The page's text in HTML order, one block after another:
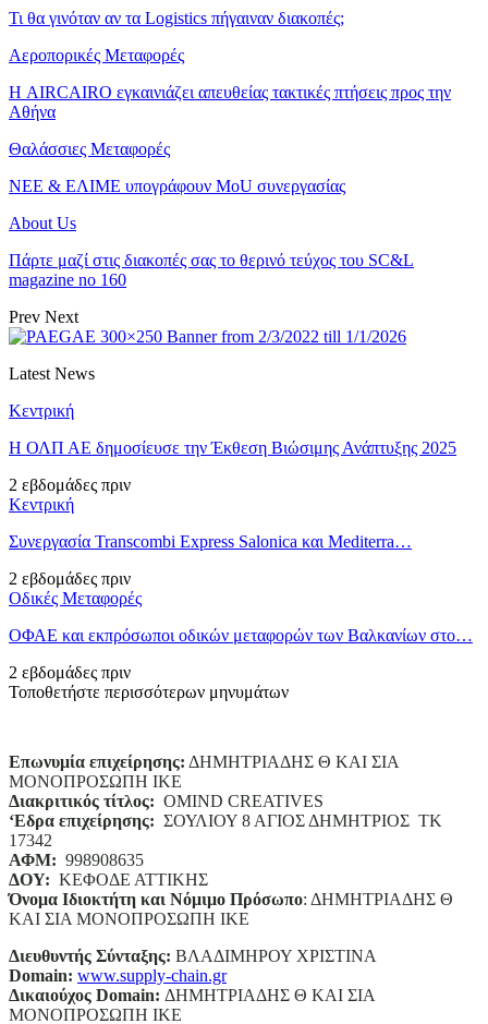
Τι θα γινόταν αν τα Logistics πήγαιναν διακοπές;
Αεροπορικές Μεταφορές
Η AIRCAIRO εγκαινιάζει απευθείας τακτικές πτήσεις προς την
Αθήνα
Θαλάσσιες Μεταφορές
ΝΕΕ & ΕΛΙΜΕ υπογράφουν MoU συνεργασίας
About Us
Πάρτε μαζί στις διακοπές σας το θερινό τεύχος του SC&L
magazine no 160
Prev Next
Latest News
Κεντρική
Η ΟΛΠ ΑΕ δημοσίευσε την Έκθεση Βιώσιμης Ανάπτυξης 2025
2 εβδομάδες πριν
Κεντρική
Συνεργασία Transcombi Express Salonica και Mediterra…
2 εβδομάδες πριν
Οδικές Μεταφορές
ΟΦΑΕ και εκπρόσωποι οδικών μεταφορών των Βαλκανίων στο…
2 εβδομάδες πριν
Τοποθετήστε περισσότερων μηνυμάτων
Επωνυμία επιχείρησης: ΔΗΜΗΤΡΙΑΔΗΣ Θ ΚΑΙ ΣΙΑ
ΜΟΝΟΠΡΟΣΩΠΗ ΙΚΕ
Διακριτικός τίτλος: ΟΜΙΝD CREATIVES
‘Eδρα επιχείρησης: ΣΟΥΛΙΟΥ 8 ΑΓΙΟΣ ΔΗΜΗΤΡΙΟΣ ΤΚ
17342
ΑΦΜ: 998908635
ΔΟΥ: ΚΕΦΟΔΕ ΑΤΤΙΚΗΣ
Όνομα Ιδιοκτήτη και Νόμιμο Πρόσωπο: ΔΗΜΗΤΡΙΑΔΗΣ Θ
ΚΑΙ ΣΙΑ ΜΟΝΟΠΡΟΣΩΠΗ ΙΚΕ
Διευθυντής Σύνταξης: ΒΛΑΔΙΜΗΡΟΥ ΧΡΙΣΤΙΝΑ
Domain: www.supply-chain.gr
Δικαιούχος Domain: ΔΗΜΗΤΡΙΑΔΗΣ Θ ΚΑΙ ΣΙΑ
ΜΟΝΟΠΡΟΣΩΠΗ ΙΚΕ